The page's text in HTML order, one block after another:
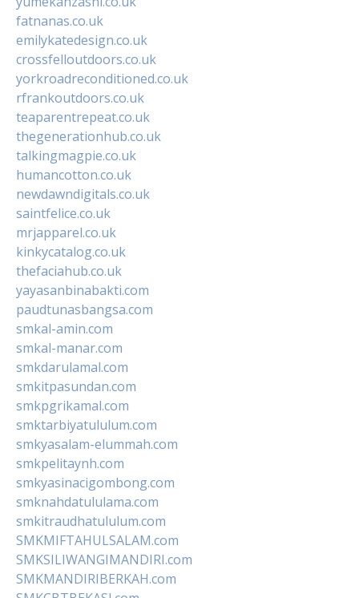
fatnanas.co.uk
emilykatedesign.co.uk
crossfelloutdoors.co.uk
yorkroadreconditioned.co.uk
rfrankoutdoors.co.uk
teaparentrepeat.co.uk
thegenerationhub.co.uk
talkingmagpie.co.uk
humancotton.co.uk
newdawndigitals.co.uk
saintfelice.co.uk
mrjapparel.co.uk
kinkycatalog.co.uk
thefaciahub.co.uk
yayasanbinabakti.com
paudtunasbangsa.com
smkal-amin.com
smkal-manar.com
smkdarulamal.com
smkitpasundan.com
smkpgrikamal.com
smktarbiyatululum.com
smkyasalam-elummah.com
smkpelitaynh.com
smkyasinacigombong.com
smknahdatululama.com
smkitraudhatululum.com
SMKMIFTAHULSALAM.com
SMKSILIWANGIMANDIRI.com
SMKMANDIRIBERKAH.com